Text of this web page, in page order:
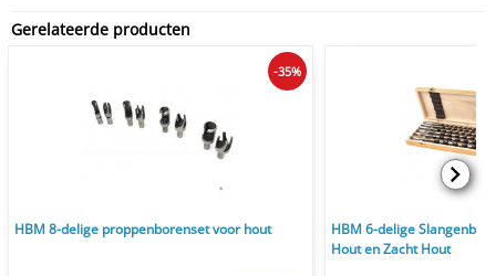
Gerelateerde producten
HBM 8-delige proppenborenset voor hout
-35%
HBM 6-delige
Hout en Zacht Hout